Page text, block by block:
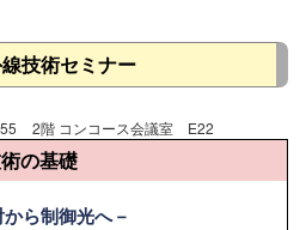
技術セミナー
2階 コンコース会議室 E22
の基礎
ら制御光へ－